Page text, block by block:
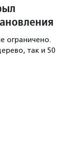
ограничено.
так и 50